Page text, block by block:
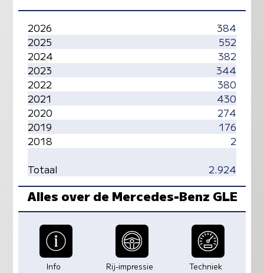
2026
384
2025
552
2024
382
2023
344
2022
380
2021
430
2020
274
2019
176
2018
2
Totaal
2.924
Alles over de Mercedes-Benz GLE
Info Rij-impressie Techniek